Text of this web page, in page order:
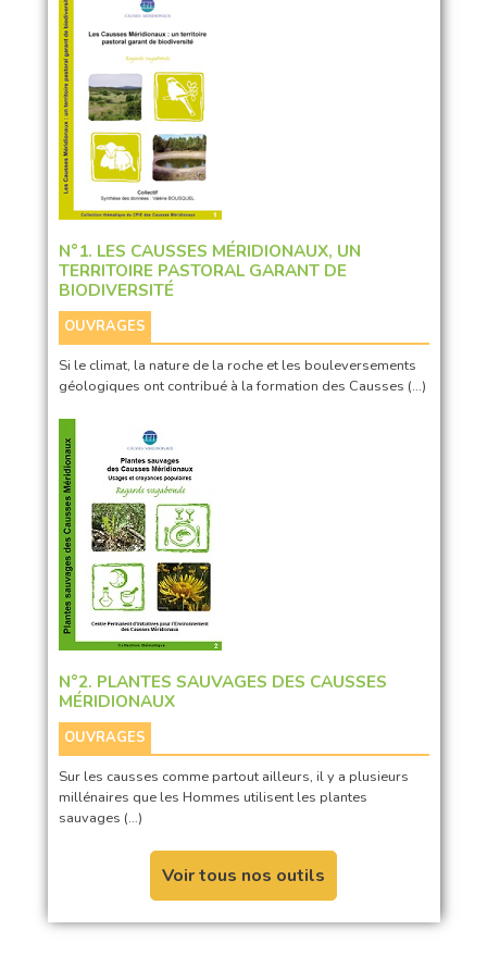
N°1. LES CAUSSES MÉRIDIONAUX, UN
TERRITOIRE PASTORAL GARANT DE
BIODIVERSITÉ
OUVRAGES
Si le climat, la nature de la roche et les bouleversements
géologiques ont contribué à la formation des Causses (…)
N°2. PLANTES SAUVAGES DES CAUSSES
MÉRIDIONAUX
OUVRAGES
Sur les causses comme partout ailleurs, il y a plusieurs
millénaires que les Hommes utilisent les plantes
sauvages (…)
Voir tous nos outils